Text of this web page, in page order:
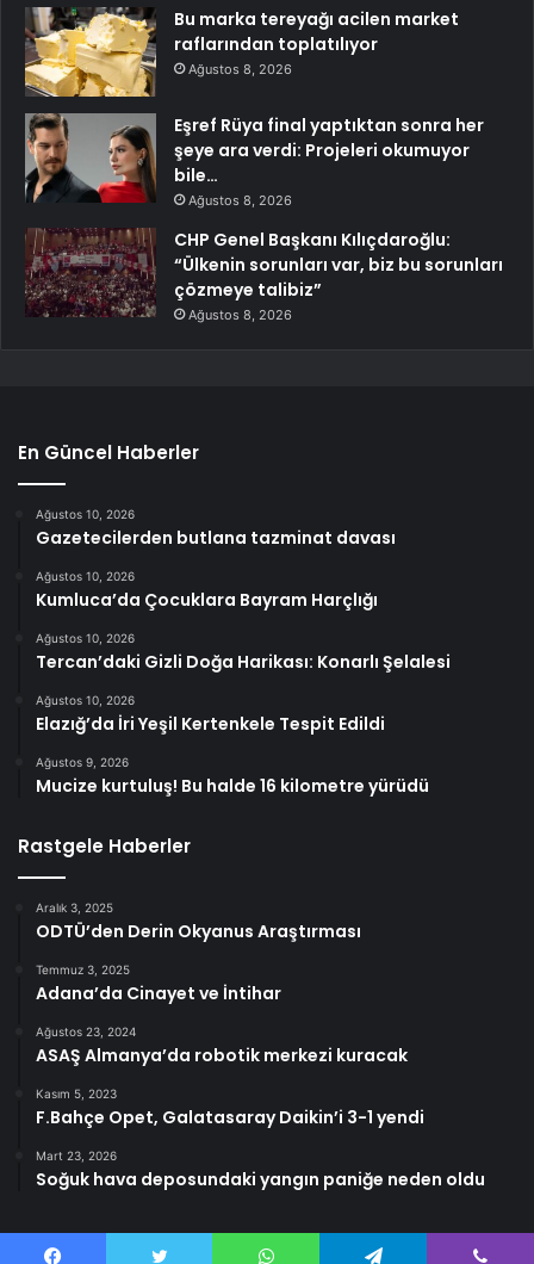
Bu marka tereyağı acilen market
raflarından toplatılıyor
Ağustos 8, 2026
Eşref Rüya final yaptıktan sonra her
şeye ara verdi: Projeleri okumuyor
bile…
Ağustos 8, 2026
CHP Genel Başkanı Kılıçdaroğlu:
“Ülkenin sorunları var, biz bu sorunları
çözmeye talibiz”
Ağustos 8, 2026
En Güncel Haberler
Ağustos 10, 2026
Gazetecilerden butlana tazminat davası
Ağustos 10, 2026
Kumluca’da Çocuklara Bayram Harçlığı
Ağustos 10, 2026
Tercan’daki Gizli Doğa Harikası: Konarlı Şelalesi
Ağustos 10, 2026
Elazığ’da İri Yeşil Kertenkele Tespit Edildi
Ağustos 9, 2026
Mucize kurtuluş! Bu halde 16 kilometre yürüdü
Rastgele Haberler
Aralık 3, 2025
ODTÜ’den Derin Okyanus Araştırması
Temmuz 3, 2025
Adana’da Cinayet ve İntihar
Ağustos 23, 2024
ASAŞ Almanya’da robotik merkezi kuracak
Kasım 5, 2023
F.Bahçe Opet, Galatasaray Daikin’i 3-1 yendi
Mart 23, 2026
Soğuk hava deposundaki yangın paniğe neden oldu